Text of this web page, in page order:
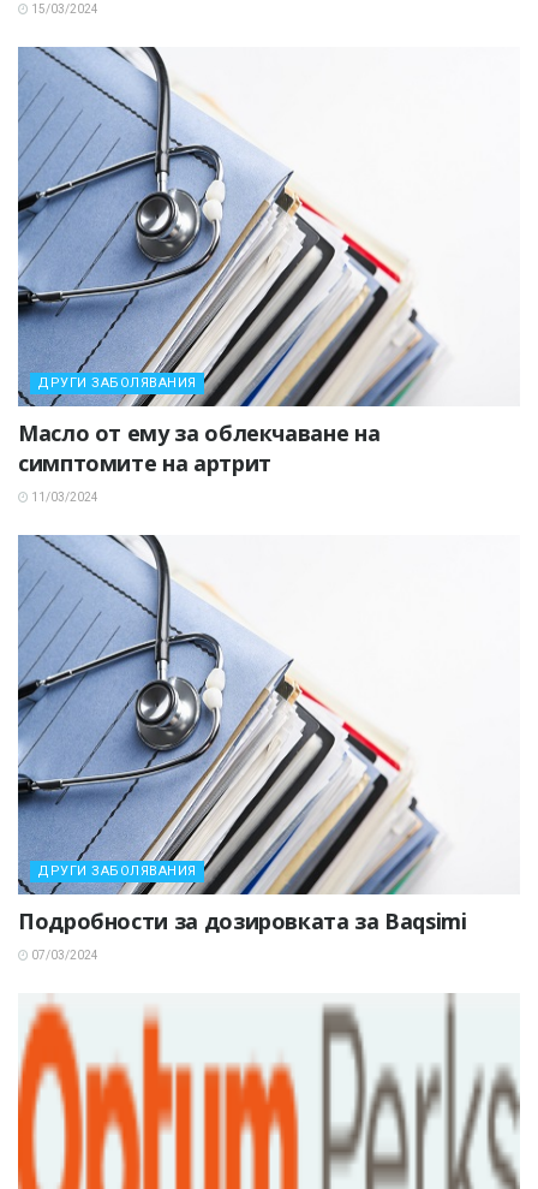
15/03/2024
ДРУГИ ЗАБОЛЯВАНИЯ
Масло от ему за облекчаване на
симптомите на артрит
11/03/2024
ДРУГИ ЗАБОЛЯВАНИЯ
Подробности за дозировката за Baqsimi
07/03/2024